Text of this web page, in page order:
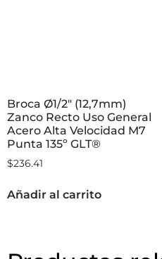
Broca Ø1/2″ (12,7mm)
Zanco Recto Uso General
Acero Alta Velocidad M7
Punta 135º GLT®
$236.41
Añadir al carrito